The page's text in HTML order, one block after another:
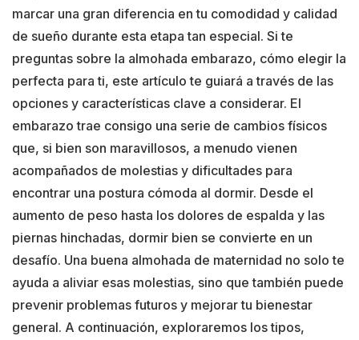
marcar una gran diferencia en tu comodidad y calidad
de sueño durante esta etapa tan especial. Si te
preguntas sobre la almohada embarazo, cómo elegir la
perfecta para ti, este artículo te guiará a través de las
opciones y características clave a considerar. El
embarazo trae consigo una serie de cambios físicos
que, si bien son maravillosos, a menudo vienen
acompañados de molestias y dificultades para
encontrar una postura cómoda al dormir. Desde el
aumento de peso hasta los dolores de espalda y las
piernas hinchadas, dormir bien se convierte en un
desafío. Una buena almohada de maternidad no solo te
ayuda a aliviar esas molestias, sino que también puede
prevenir problemas futuros y mejorar tu bienestar
general. A continuación, exploraremos los tipos,